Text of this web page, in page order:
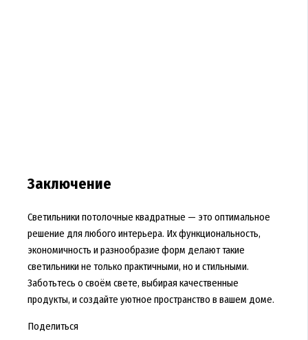
Заключение
Светильники потолочные квадратные — это оптимальное
решение для любого интерьера. Их функциональность,
экономичность и разнообразие форм делают такие
светильники не только практичными, но и стильными.
Заботьтесь о своём свете, выбирая качественные
продукты, и создайте уютное пространство в вашем доме.
Поделиться